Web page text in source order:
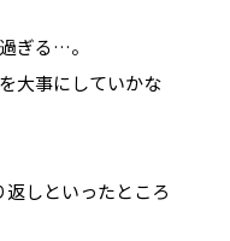
ぎる…。
大事にしていかな
しといったところ